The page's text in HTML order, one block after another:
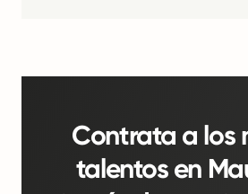
Contrata a los
talentos en